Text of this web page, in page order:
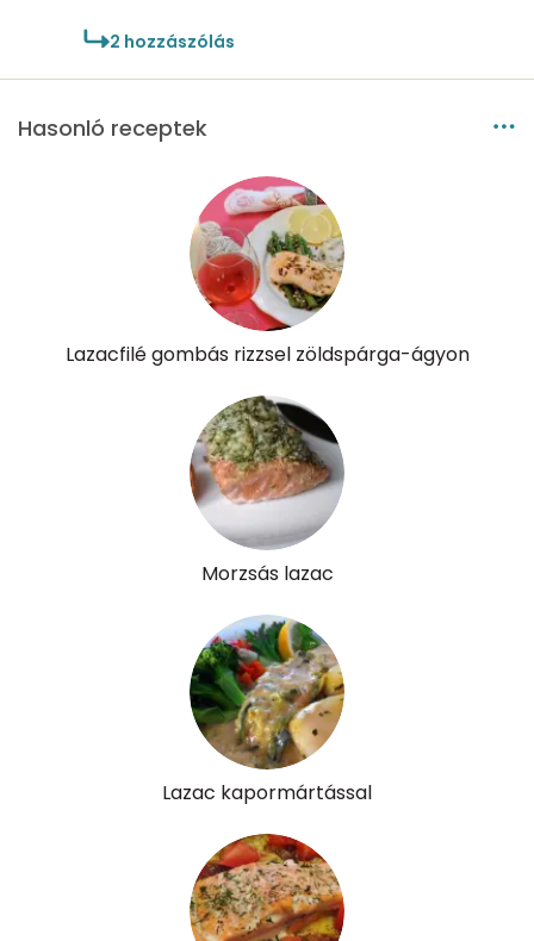
Niacin - B3 vitamin:
Pantoténsav - B5 vitamin:
0 mg
Folsav - B9-vitamin:
Retinol - A vitamin:
β-karotin
0 micro
2 hozzászólás
Hasonló receptek
Lazacfilé gombás rizzsel zöldspárga-ágyon
Morzsás lazac
Lazac kapormártással